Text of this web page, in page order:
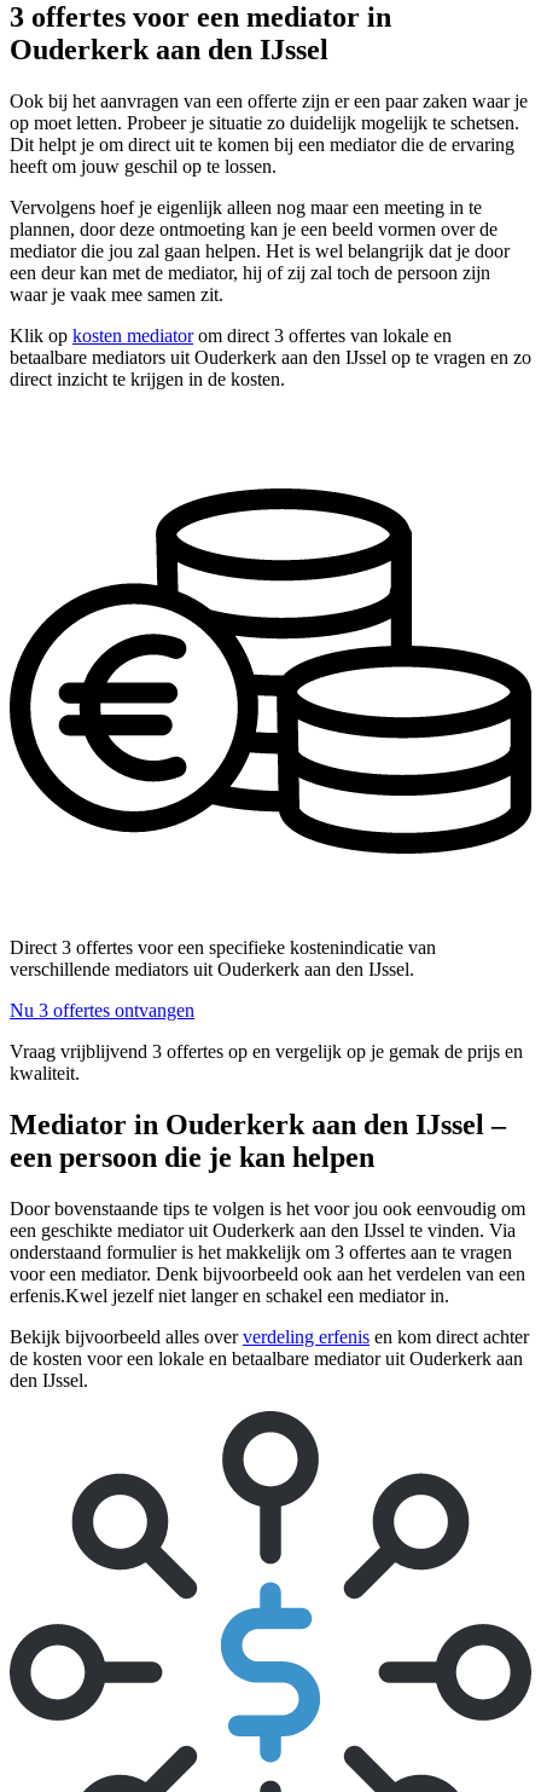
3 offertes voor een mediator in
Ouderkerk aan den IJssel
Ook bij het aanvragen van een offerte zijn er een paar zaken waar je
op moet letten. Probeer je situatie zo duidelijk mogelijk te schetsen.
Dit helpt je om direct uit te komen bij een mediator die de ervaring
heeft om jouw geschil op te lossen.
Vervolgens hoef je eigenlijk alleen nog maar een meeting in te
plannen, door deze ontmoeting kan je een beeld vormen over de
mediator die jou zal gaan helpen. Het is wel belangrijk dat je door
een deur kan met de mediator, hij of zij zal toch de persoon zijn
waar je vaak mee samen zit.
Klik op kosten mediatorom direct 3 offertes van lokale en
betaalbare mediators uit Ouderkerk aan den IJssel op te vragen en zo
direct inzicht te krijgen in de kosten.
Direct 3 offertes voor een specifieke kostenindicatie van
verschillende mediators uit Ouderkerk aan den IJssel.
Nu 3 offertes ontvangen
Vraag vrijblijvend 3 offertes op en vergelijk op je gemak de prijs en
kwaliteit.
Mediator in Ouderkerk aan den IJssel –
een persoon die je kan helpen
Door bovenstaande tips te volgen is het voor jou ook eenvoudig om
een geschikte mediator uit Ouderkerk aan den IJssel te vinden. Via
onderstaand formulier is het makkelijk om 3 offertes aan te vragen
voor een mediator. Denk bijvoorbeeld ook aan het verdelen van een
erfenis.Kwel jezelf niet langer en schakel een mediator in.
Bekijk bijvoorbeeld alles oververdeling erfenis en kom direct achter
de kosten voor een lokale en betaalbare mediator uit Ouderkerk aan
den IJssel.